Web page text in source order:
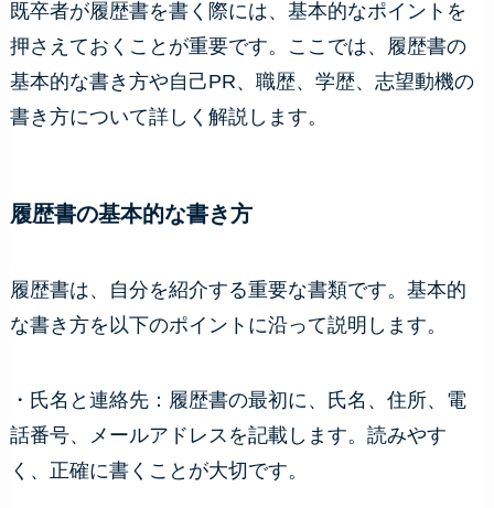
既卒者が履歴書を書く際には、基本的なポイントを
押さえておくことが重要です。ここでは、履歴書の
基本的な書き方や自己PR、職歴、学歴、志望動機の
書き方について詳しく解説します。
履歴書の基本的な書き方
履歴書は、自分を紹介する重要な書類です。基本的
な書き方を以下のポイントに沿って説明します。
・氏名と連絡先：履歴書の最初に、氏名、住所、電
話番号、メールアドレスを記載します。読みやす
く、正確に書くことが大切です。